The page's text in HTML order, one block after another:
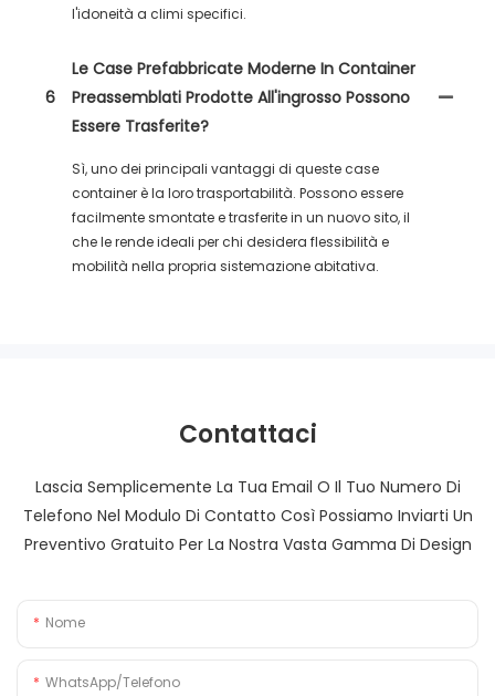
l'idoneità a climi specifici.
6
Le Case Prefabbricate Moderne In Container
Preassemblati Prodotte All'ingrosso Possono
Essere Trasferite?
Sì, uno dei principali vantaggi di queste case
container è la loro trasportabilità. Possono essere
facilmente smontate e trasferite in un nuovo sito, il
che le rende ideali per chi desidera flessibilità e
mobilità nella propria sistemazione abitativa.
Contattaci
Lascia Semplicemente La Tua Email O Il Tuo Numero Di
Telefono Nel Modulo Di Contatto Così Possiamo Inviarti Un
Preventivo Gratuito Per La Nostra Vasta Gamma Di Design
Nome
WhatsApp/Telefono